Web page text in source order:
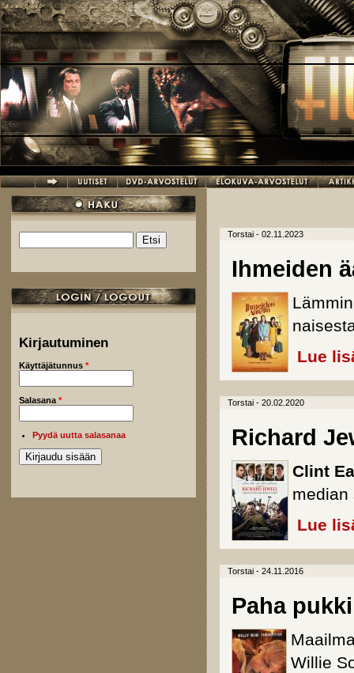
Hyppää pääsisältöön
Hakulomake
Kirjautuminen
Käyttäjätunnus *
Salasana *
Pyydä uutta salasanaa
Torstai - 02.11.2023
Ihmeiden
Lue
Torstai - 20.02.2020
Richard
Clint
median
Lue
Torstai - 24.11.2016
Paha
Willie